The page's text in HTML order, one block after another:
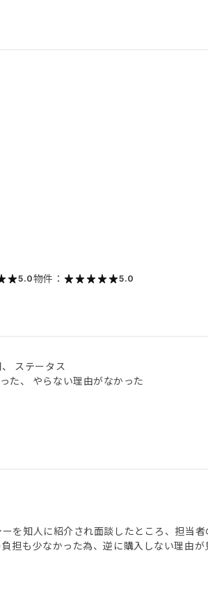
5.0物件： 5.0
ステータス
た、 やらない理由がなかった
を知人に紹介され面談したところ、担当
担も少なかった為、逆に購入しない理由が